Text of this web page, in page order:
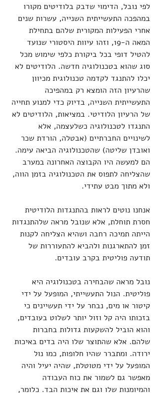
לפי נובל, הדימוי שדבק בלודיטים מקורו
במהפכה התעשייתית השנייה, עשרות שנים
אחרי הפעילות המקורית שלהם בתחילת
המאה ה-19, וזהו עיוות היסטורי שנועד
להטיל דופי בכל ביקורת כלפי שימוש מכל
סוג שהוא בטכנולוגיה חדשה. הלודיטים לא
יכלו להתנגד לקדמה טכנולוגית מכיוון
שהרעיון הזה הומצא רק במהפיכה
התעשייתית השנייה, בדיוק כדי למנוע תחייה
של הרעיון הלודיטי. במציאות, הלודיטים לא
התנגדו לטכנולוגיה כשלעצמה, אלא
לשינויים החברתיים (אבטלה, הורדת שכר
ואובדן שליטה) שהטכנולוגיה הביאה עימה.
הם למעשה היו הקבוצה האחרונה במערב
שהצליחה לתפוס את הטכנולוגיה בזמן הווה,
ולא מתוך מבט עתידי.
אנחנו נוטים לראות בהתנגדות הלודיטית
חסרת תוחלת, אלא שנובל מראה שלהתנגדות
הייתה תמיכה רחבה ושהיא הצליחה לקנות
זמן להתארגנות ולהביא להתעוררות של
תודעה פוליטית בקרב עובדים.
נובל מראה שהבחירה בטכנולוגיה היא
פוליטית. הנול התעשייתי, המופעל על ידי
קיטור או מים, נבחר על ידי תעשיינים כי
בזכותו היה קל וזול יותר לשלוט בעובדים,
והוא הוביל להשקעות גדולות בחברות
שלהם. אלא שהתוצר שלו היה בדים באיכות
ירודה. ומתברר שהיו חלופות, כמו נול
המופעל על ידי מטוטלת, שהיה יעיל והיה
מאפשר גם לשמור את כוח העבודה
והמיומנות שלו וגם את איכות הבד. כלומר,